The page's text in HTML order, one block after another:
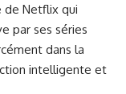
de Netflix qui
par ses séries
dans la
intelligente et